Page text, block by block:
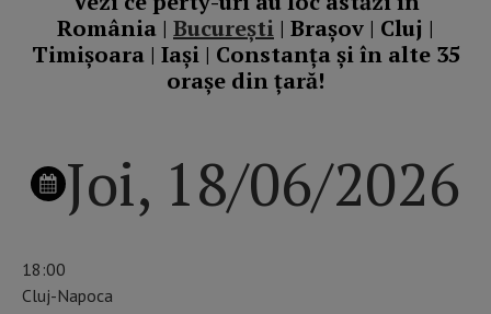
România | București | Brașov | Cluj |
Timișoara | Iași | Constanța și în alte 35
orașe din țară!
Joi, 18/06/2026
18:00
Cluj-Napoca